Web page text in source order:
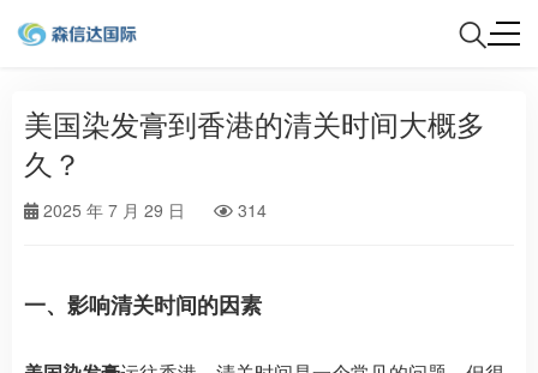
美国染发膏到香港的清关时间大概多
久？
2025 年 7 月 29 日 314
一、影响清关时间的因素